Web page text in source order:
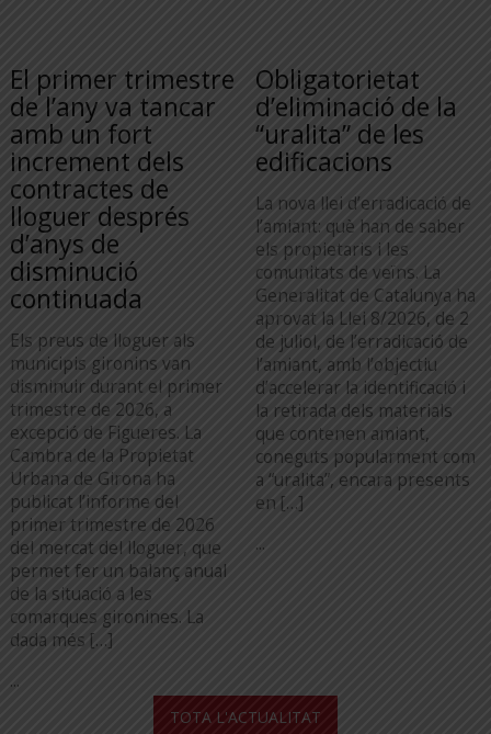
El primer trimestre
de l’any va tancar
amb un fort
increment dels
contractes de
lloguer després
d’anys de
disminució
continuada
Els preus de lloguer als
municipis gironins van
disminuir durant el primer
trimestre de 2026, a
excepció de Figueres. La
Cambra de la Propietat
Urbana de Girona ha
publicat l’informe del
primer trimestre de 2026
del mercat del lloguer, que
permet fer un balanç anual
de la situació a les
comarques gironines. La
dada més […]
...
Obligatorietat
d’eliminació de la
“uralita” de les
edificacions
La nova llei d’erradicació de
l’amiant: què han de saber
els propietaris i les
comunitats de veïns. La
Generalitat de Catalunya ha
aprovat la Llei 8/2026, de 2
de juliol, de l’erradicació de
l’amiant, amb l’objectiu
d’accelerar la identificació i
la retirada dels materials
que contenen amiant,
coneguts popularment com
a “uralita”, encara presents
en […]
...
TOTA L'ACTUALITAT